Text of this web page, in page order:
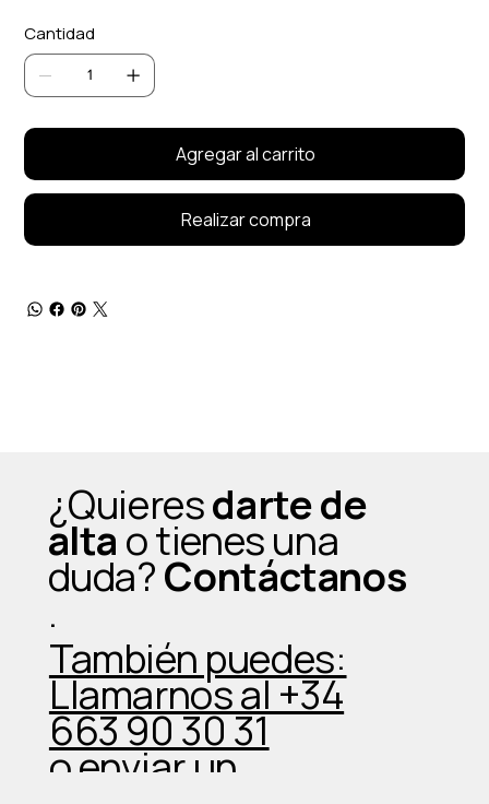
Cantidad
Agregar al carrito
Realizar compra
¿Quieresdarte de
alta o tienes una
duda?Contáctanos
.
También puedes:
Llamarnos al +34
663 90 30 31
o enviar un